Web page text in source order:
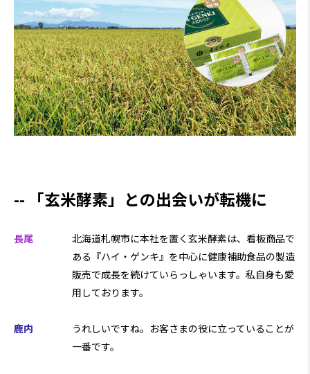
「玄米酵素」との出会いが転機に
長尾
北海道札幌市に本社を置く玄米酵素は、看板商品で
ある『ハイ・ゲンキ』を中心に健康補助食品の製造
販売で成長を続けていらっしゃいます。私自身も愛
用しております。
鹿内
うれしいですね。お客さまの役に立っていることが
一番です。